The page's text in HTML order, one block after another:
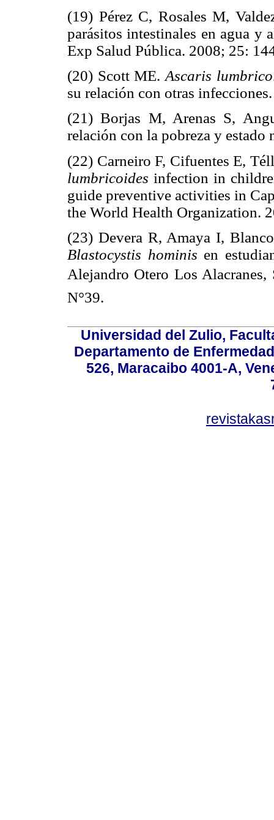
(19) Pérez C, Rosales M,
parásitos intestinales en agua y
Exp Salud Pública. 2008; 25:
(20) Scott ME.Ascaris
su relación con otras
(21) Borjas M, Arenas S,
relación con la pobreza y
(22) Carneiro F, Cifuentes E,
lumbricoides infection in
guide preventive activities in
the World Health Organization.
(23) Devera R, Amaya I,
Blastocystis hominis en
Alejandro Otero Los
N°39.
Universidad del Zulio,
Departamento de
526, Maracaibo 4001-A,